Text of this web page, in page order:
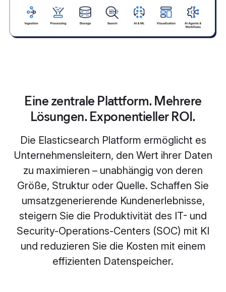
Eine zentrale Plattform. Mehrere
Lösungen. Exponentieller ROI.
Die Elasticsearch Platform ermöglicht es
Unternehmensleitern, den Wert ihrer Daten
zu maximieren – unabhängig von deren
Größe, Struktur oder Quelle. Schaffen Sie
umsatzgenerierende Kundenerlebnisse,
steigern Sie die Produktivität des IT- und
Security-Operations-Centers (SOC) mit KI
und reduzieren Sie die Kosten mit einem
effizienten Datenspeicher.